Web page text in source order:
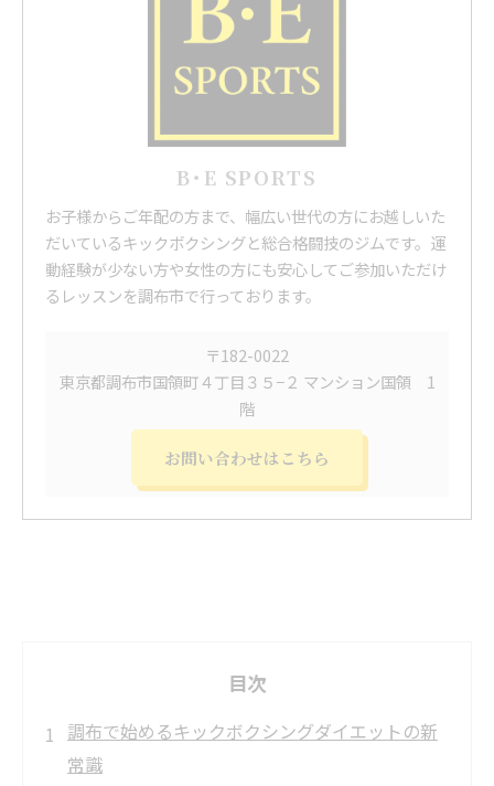
B･E SPORTS
お子様からご年配の方まで、幅広い世代の方にお越しいた
だいているキックボクシングと総合格闘技のジムです。運
動経験が少ない方や女性の方にも安心してご参加いただけ
るレッスンを調布市で行っております。
〒182-0022
東京都調布市国領町４丁目３５−２ マンション国領 1
階
お問い合わせはこちら
目次
調布で始めるキックボクシングダイエットの新
常識